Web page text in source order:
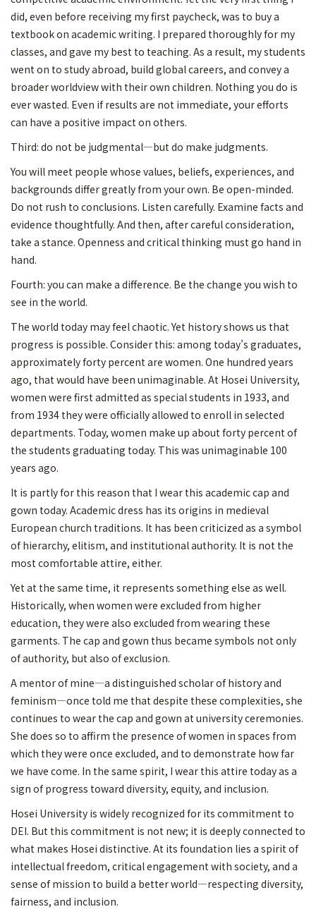
did, even before receiving my first paycheck, was to buy a
textbook on academic writing. I prepared thoroughly for my
classes, and gave my best to teaching. As a result, my students
went on to study abroad, build global careers, and convey a
broader worldview with their own children. Nothing you do is
ever wasted. Even if results are not immediate, your efforts
can have a positive impact on others.
Third: do not be judgmental—but do make judgments.
You will meet people whose values, beliefs, experiences, and
backgrounds differ greatly from your own. Be open-minded.
Do not rush to conclusions. Listen carefully. Examine facts and
evidence thoughtfully. And then, after careful consideration,
take a stance. Openness and critical thinking must go hand in
hand.
Fourth: you can make a difference. Be the change you wish to
see in the world.
The world today may feel chaotic. Yet history shows us that
progress is possible. Consider this: among today’s graduates,
approximately forty percent are women. One hundred years
ago, that would have been unimaginable. At Hosei University,
women were first admitted as special students in 1933, and
from 1934 they were officially allowed to enroll in selected
departments. Today, women make up about forty percent of
the students graduating today. This was unimaginable 100
years ago.
It is partly for this reason that I wear this academic cap and
gown today. Academic dress has its origins in medieval
European church traditions. It has been criticized as a symbol
of hierarchy, elitism, and institutional authority. It is not the
most comfortable attire, either.
Yet at the same time, it represents something else as well.
Historically, when women were excluded from higher
education, they were also excluded from wearing these
garments. The cap and gown thus became symbols not only
of authority, but also of exclusion.
A mentor of mine—a distinguished scholar of history and
feminism—once told me that despite these complexities, she
continues to wear the cap and gown at university ceremonies.
She does so to affirm the presence of women in spaces from
which they were once excluded, and to demonstrate how far
we have come. In the same spirit, I wear this attire today as a
sign of progress toward diversity, equity, and inclusion.
Hosei University is widely recognized for its commitment to
DEI. But this commitment is not new; it is deeply connected to
what makes Hosei distinctive. At its foundation lies a spirit of
intellectual freedom, critical engagement with society, and a
sense of mission to build a better world—respecting diversity,
fairness, and inclusion.